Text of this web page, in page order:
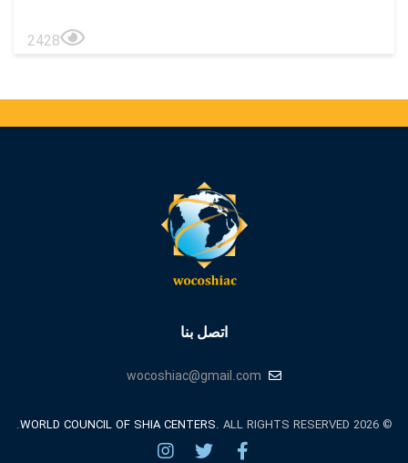
2428
اتصل بنا
wocoshiac@gmail.com
© 2026
WORLD COUNCIL OF SHIA CENTERS. ALL RIGHTS RESERVED.